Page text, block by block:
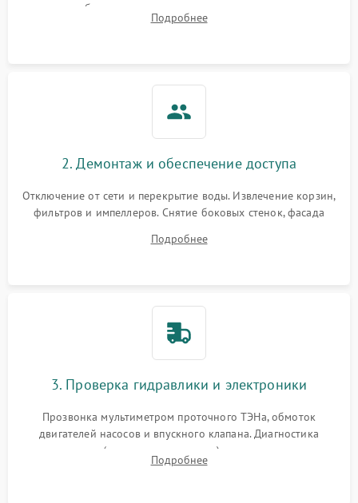
жалоб на отсутствие слива, нагрева, вращения
разбрызгивателей или срабатывание системы защиты
Подробнее
2. Демонтаж и обеспечение доступа
Отключение от сети и перекрытие воды. Извлечение корзин,
фильтров и импеллеров. Снятие боковых стенок, фасада
циркуляционному насосу, ТЭНу и сливной помпе.
Подробнее
3. Проверка гидравлики и электроники
Прозвонка мультиметром проточного ТЭНа, обмоток
двигателей насосов и впускного клапана. Диагностика
прессостата (датчика уровня воды), датчика мутности,
концевика дверцы и электронного модуля управления.
Подробнее